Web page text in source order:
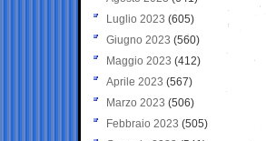
Luglio 2023 (605)
Giugno 2023 (560)
Maggio 2023 (412)
Aprile 2023 (567)
Marzo 2023 (506)
Febbraio 2023 (505)